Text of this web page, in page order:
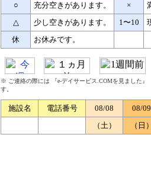
○
充分空きがあります。 ×
△
少し空きがあります。 1〜10
休
お休みです。
※ ご連絡の際には 『e-デイサービス.COMを見ました
す。
施設名 電話番号 08/08
08/09
（土）
（日